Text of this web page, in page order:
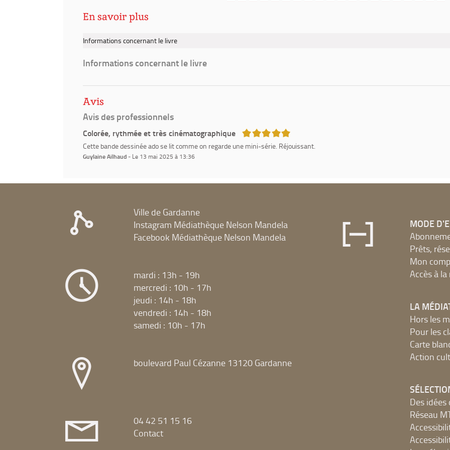
En savoir plus
Informations concernant le livre
Informations concernant le livre
Avis
Avis des professionnels
Colorée, rythmée et très cinématographique 5/5
Cette bande dessinée ado se lit comme on regarde une mini-série. Réjouissant.
Guylaine Ailhaud- Le 13 mai 2025 à 13:36
Ville de Gardanne
Instagram Médiathèque Nelson Mandela
Facebook Médiathèque Nelson Mandela
mardi : 13h - 19h
mercredi : 10h - 17h
jeudi : 14h - 18h
vendredi : 14h - 18h
samedi : 10h - 17h
boulevard Paul Cézanne 13120 Gardanne
04 42 51 15 16
Contact
MODE
Prêts,
Mon
Accès à
LA
Hors les
Pour les
Carte
Action
Des idées
Réseau